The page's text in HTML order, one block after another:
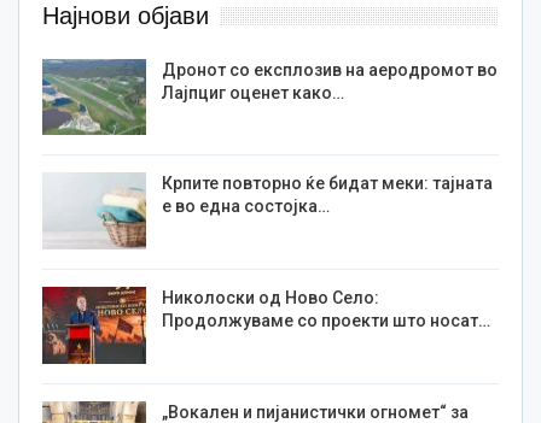
Најнови објави
Дронот со експлозив на аеродромот во
Лајпциг оценет како…
Крпите повторно ќе бидат меки: тајната
е во една состојка…
Николоски од Ново Село:
Продолжуваме со проекти што носат…
„Вокален и пијанистички огномет“ за